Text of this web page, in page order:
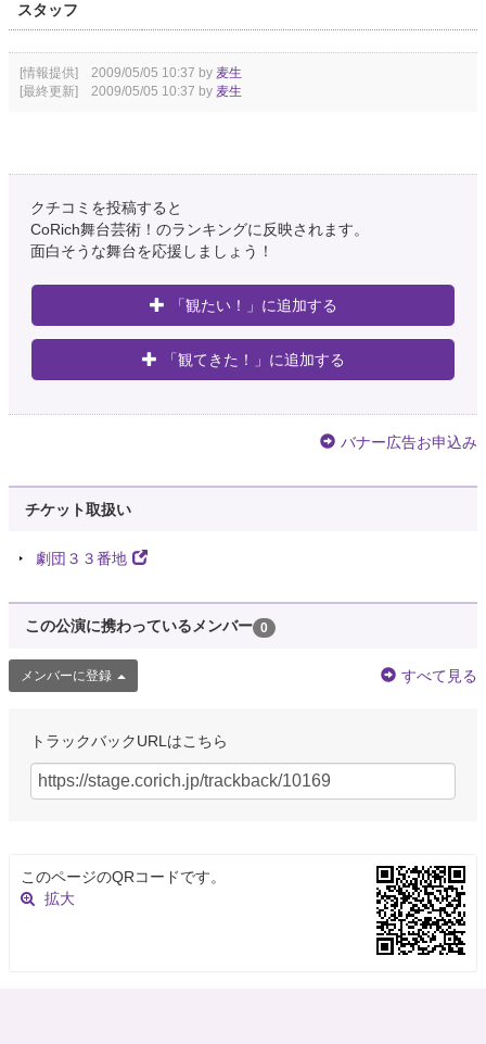
スタッフ
[情報提供] 2009/05/05 10:37 by 麦生
[最終更新] 2009/05/05 10:37 by 麦生
クチコミを投稿すると
CoRich舞台芸術！のランキングに反映されます。
面白そうな舞台を応援しましょう！
「観たい！」に追加する
「観てきた！」に追加する
バナー広告お申込み
チケット取扱い
劇団３３番地
この公演に携わっているメンバー 0
メンバーに登録 すべて見る
トラックバックURLはこちら
このページのQRコードです。
拡大